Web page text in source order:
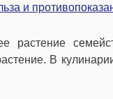
и
растение
В